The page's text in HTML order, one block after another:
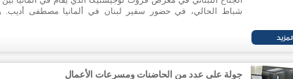
شباط الحالي، في حضور سفير لبنان في ألمانيا مصطفى أديب.
عديدة لا تزال غير مستثمرة بعد على النحو المطلوب.
جولة على عدد من الحاضنات ومسرعات الأعمال